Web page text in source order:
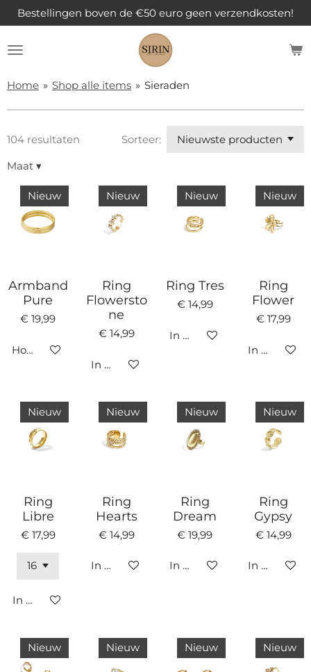
Ga
direct
naar
Bestellingen boven de €50 euro geen verzendkosten!
Home » Shop alle items » Sieraden
104 resultaten Sorteer:
Maat ▾
Nieuw
Armband
Pure
€ 19,99
Houd mij op de hoogte
Nieuw
Ring
Flowersto
ne
€ 14,99
In winkelwagen
Nieuw
Ring Tres
€ 14,99
In winkelwagen
Nieuw
Ring
Flower
€ 17,99
In
Nieuw
Ring
Libre
€ 17,99
In winkelwagen
Nieuw
Ring
Hearts
€ 14,99
In winkelwagen
Nieuw
Ring
Dream
€ 19,99
In winkelwagen
Nieuw
Ring
Gypsy
€ 14,99
In
Nieuw Nieuw Nieuw Nieuw